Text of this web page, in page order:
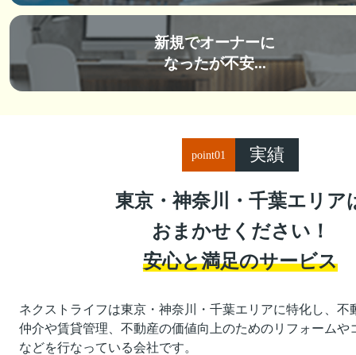
新規でオーナーに
なったが不安...
point01 実績
東京・神奈川・千葉エリア
おまかせください！
安心と満足のサービス
ネクストライフは東京・神奈川・千葉エリアに特化し、不
仲介や賃貸管理、不動産の価値向上のためのリフォームや
などを行なっている会社です。